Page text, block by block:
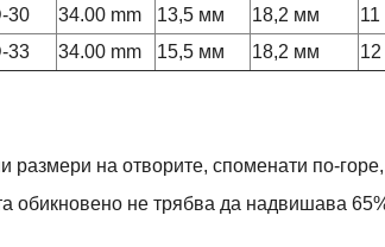
30
34.00 mm 13,5 мм 18,2 мм
33
34.00 mm 15,5 мм 18,2 мм
размери на отворите, споменати по-
обикновено не трябва да надвишава